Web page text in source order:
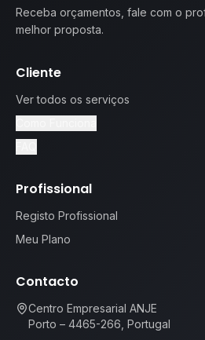
Receba orçamentos, fale com o
melhor proposta.
Cliente
Ver todos os serviços
Profissional
Registo Profissional
Meu Plano
Contacto
Centro Empresarial ANJE
Porto – 4465-266, Portugal